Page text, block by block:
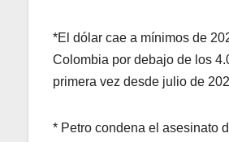
*El dólar cae a mínimos de
Colombia por debajo de los
primera vez desde julio de
* Petro condena el asesinato